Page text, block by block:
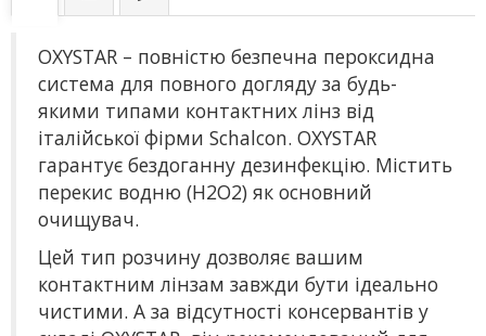
OXYSTAR – повністю безпечна пероксидна
система для повного догляду за будь-
якими типами контактних лінз від
італійської фірми Schalcon. OXYSTAR
гарантує бездоганну дезинфекцію. Містить
перекис водню (H2O2) як основний
очищувач.
Цей тип розчину дозволяє вашим
контактним лінзам завжди бути ідеально
чистими. А за відсутності консервантів у